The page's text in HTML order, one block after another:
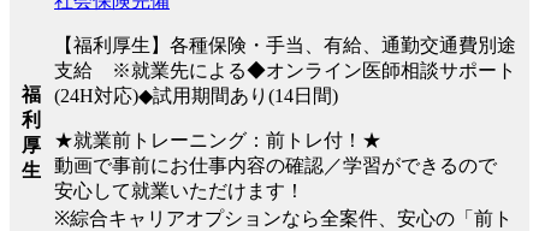
福
利
厚
生
【福利厚生】各種保険・手当、有給、通勤交通費別途
支給 ※就業先による◆オンライン医師相談サポート
(24H対応)◆試用期間あり(14日間)
★就業前トレーニング：前トレ付！★
動画で事前にお仕事内容の確認／学習ができるので
安心して就業いただけます！
※綜合キャリアオプションなら全案件、安心の「前ト